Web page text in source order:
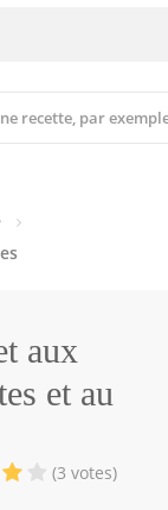
aux
et au
(3 votes)